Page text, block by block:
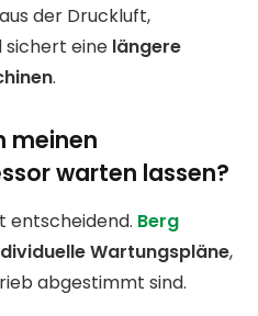
der Druckluft,
sichert eine längere
.
meinen
warten lassen?
entscheidend. Berg
Wartungspläne,
abgestimmt sind.